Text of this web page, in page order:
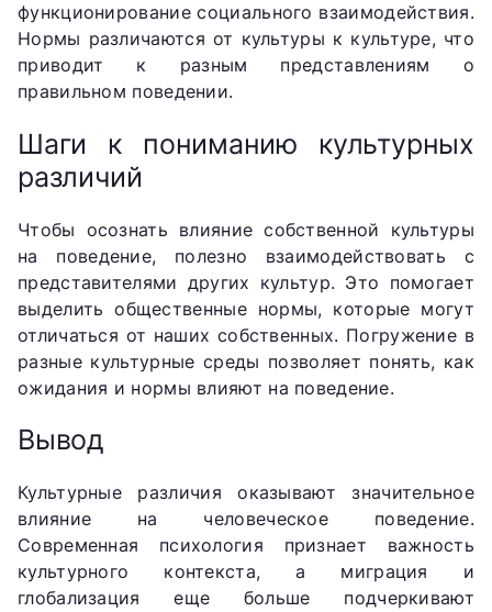
функционирование социального взаимодействия.
Нормы различаются от культуры к культуре, что
приводит к разным представлениям о
правильном поведении.
Шаги к пониманию культурных
различий
Чтобы осознать влияние собственной культуры
на поведение, полезно взаимодействовать с
представителями других культур. Это помогает
выделить общественные нормы, которые могут
отличаться от наших собственных. Погружение в
разные культурные среды позволяет понять, как
ожидания и нормы влияют на поведение.
Вывод
Культурные различия оказывают значительное
влияние на человеческое поведение.
Современная психология признает важность
культурного контекста, а миграция и
глобализация еще больше подчеркивают